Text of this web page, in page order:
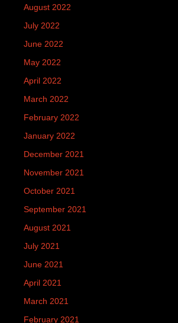
August 2022
July 2022
June 2022
May 2022
April 2022
March 2022
February 2022
January 2022
December 2021
November 2021
October 2021
September 2021
August 2021
July 2021
June 2021
April 2021
March 2021
February 2021